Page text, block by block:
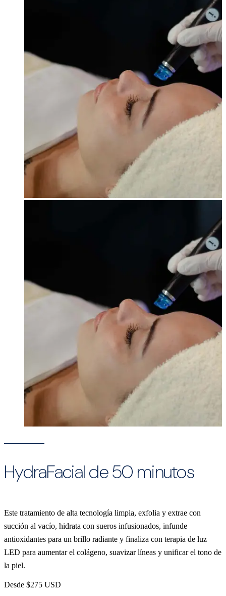
HydraFacial de 50 minutos
Este tratamiento de alta tecnología limpia, exfolia y extrae con
succión al vacío, hidrata con sueros infusionados, infunde
antioxidantes para un brillo radiante y finaliza con terapia de luz
LED para aumentar el colágeno, suavizar líneas y unificar el tono de
la piel.
Desde $275 USD